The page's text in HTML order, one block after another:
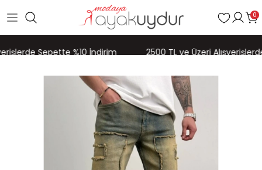
Sepette %10 İndirim 2500 TL ve Üzeri
0